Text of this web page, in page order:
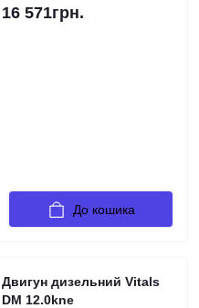
16 571грн.
До кошика
Двигун дизельний Vitals
DM 12.0kne